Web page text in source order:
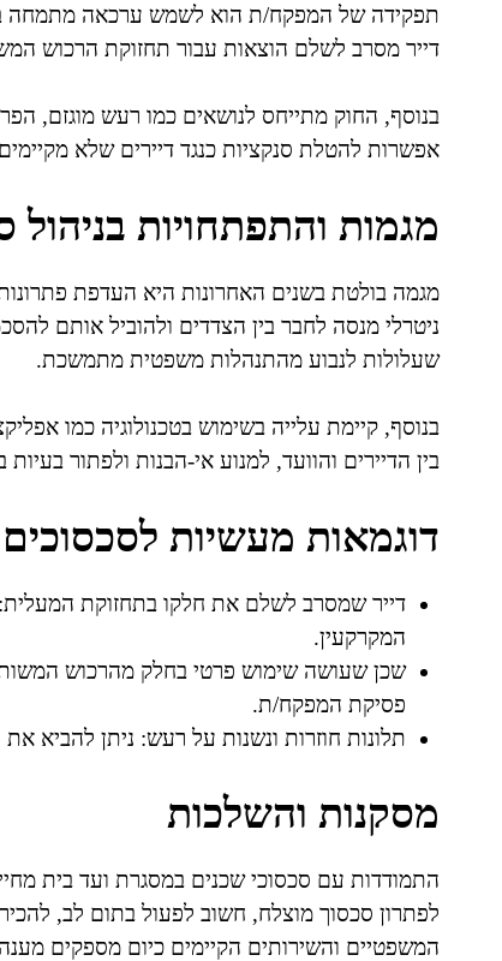
תפקידה של המפקח/ת הוא לשמש ערכאה מתמחה
דייר מסרב לשלם הוצאות עבור תחזוקת הרכוש
בנוסף, החוק מתייחס לנושאים כמו רעש מוגזם,
אפשרות להטלת סנקציות כנגד דיירים שלא
מגמות והתפתחויות בניהול
מגמה בולטת בשנים האחרונות היא העדפת
ניטרלי מנסה לחבר בין הצדדים ולהוביל אותם
שעלולות לנבוע מהתנהלות משפטית מתמשכת.
בנוסף, קיימת עלייה בשימוש בטכנולוגיה כמו
בין הדיירים והוועד, למנוע אי-הבנות ולפתור
דוגמאות מעשיות לסכסוכים
דייר שמסרב לשלם את חלקו בתחזוקת
המקרקעין.
שכן שעושה שימוש פרטי בחלק מהרכוש
פסיקת המפקח/ת.
תלונות חוזרות ונשנות על רעש: ניתן להביא
מסקנות והשלכות
התמודדות עם סכסוכי שכנים במסגרת ועד בית
לפתרון סכסוך מוצלח, חשוב לפעול בתום לב, להכיר
המשפטיים והשירותים הקיימים כיום מספקים מענה